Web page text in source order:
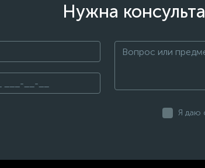
Нужна
Я даю